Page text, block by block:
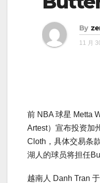
By
11 月
前 NBA 球星 Metta
Artest）宣布投资加
Cloth，具体交易条
湖人的球员将担任
越南人 Danh Tran